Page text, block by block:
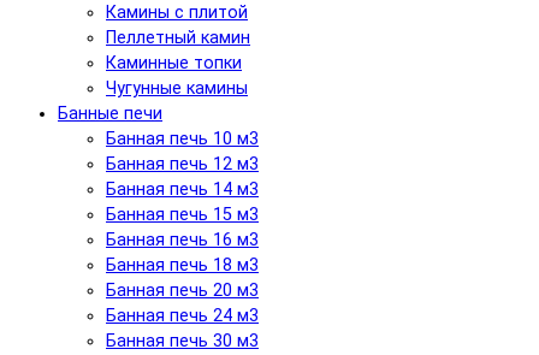
Камины с плитой
Пеллетный камин
Каминные топки
Чугунные камины
Банные печи
Банная печь 10 м3
Банная печь 12 м3
Банная печь 14 м3
Банная печь 15 м3
Банная печь 16 м3
Банная печь 18 м3
Банная печь 20 м3
Банная печь 24 м3
Банная печь 30 м3